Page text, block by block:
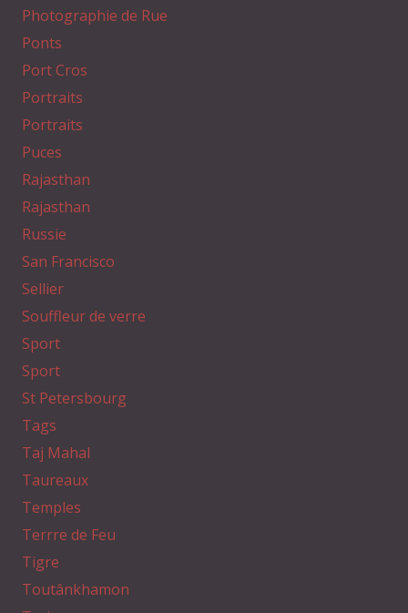
Photographie de Rue
Ponts
Port Cros
Portraits
Portraits
Puces
Rajasthan
Rajasthan
Russie
San Francisco
Sellier
Souffleur de verre
Sport
Sport
St Petersbourg
Tags
Taj Mahal
Taureaux
Temples
Terrre de Feu
Tigre
Toutânkhamon